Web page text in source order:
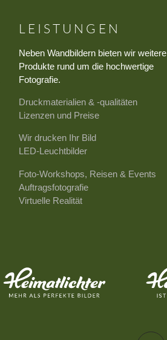
LEISTUNGEN
Neben Wandbildern bieten wir weitere
Produkte rund um die hochwertige
Fotografie.
Druckmaterialien & -qualitäten
Lizenzen und Preise
Wir drucken Ihr Bild
LED-Leuchtbilder
Foto-Workshops, Reisen & Events
Auftragsfotografie
Virtuelle Realität